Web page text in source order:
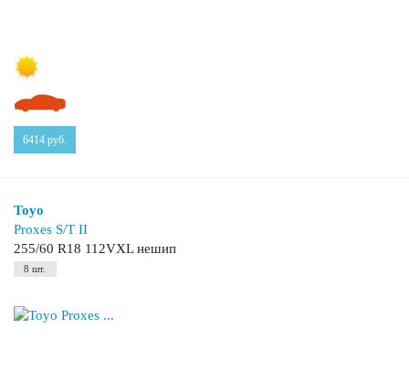
6414 руб.
Toyo
Proxes S/T II
255/60 R18 112VXL нешип
8 шт.